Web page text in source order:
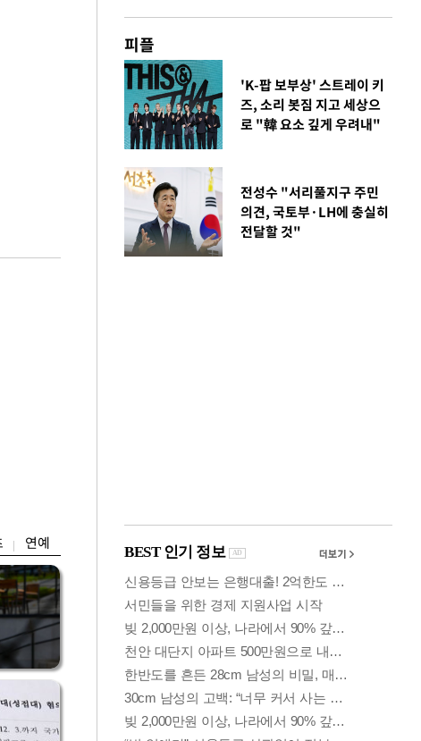
연예
피플
'K-팝 보부상' 스트레이 키
즈, 소리 봇짐 지고 세상으
로 "韓 요소 깊게 우려내"
전성수 "서리풀지구 주민
의견, 국토부·LH에 충실히
전달할 것"